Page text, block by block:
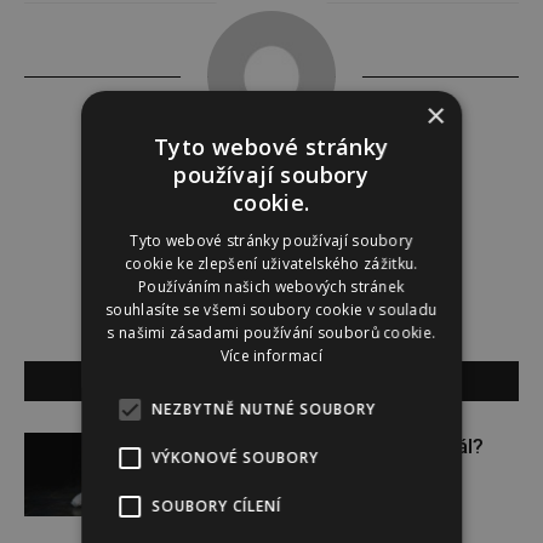
Redakce
Redakce magazínu Instinkt.
Budou se vraždit malé děti dál?
×
Tyto webové stránky
používají soubory
cookie.
Tyto webové stránky používají soubory
cookie ke zlepšení uživatelského zážitku.
Používáním našich webových stránek
souhlasíte se všemi soubory cookie v souladu
s našimi zásadami používání souborů cookie.
Více informací
NEZBYTNĚ NUTNÉ SOUBORY
VÝKONOVÉ SOUBORY
SOUBORY CÍLENÍ